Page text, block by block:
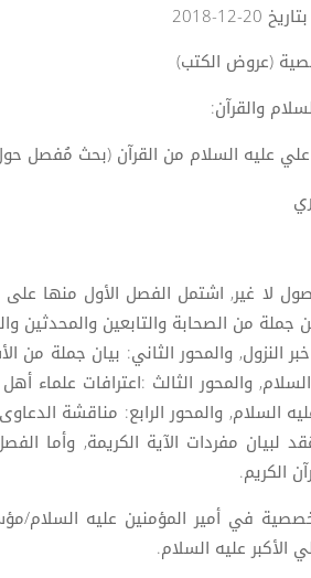
12-2018
(عروض الكتب)
والقرآن:
علي عليه السلام من القرآن (بحث مُفصل
لا غير, اشتمل الفصل الأول منها على
عن جملة من الصحابة والتابعين
النزول, والمحور الثاني: بيان جملة من
والمحور الثالث :اعترافات علماء
السلام, والمحور الرابع: مناقشة
لبيان مفردات الآية الكريمة, وأما
الكريم.
في أمير المؤمنين عليه السلام/
عليه السلام.